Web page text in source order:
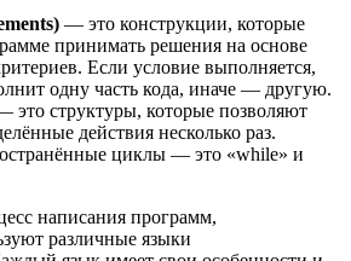
— это конструкции, которые
принимать решения на основе
Если условие выполняется,
одну часть кода, иначе — другую.
это структуры, которые позволяют
действия несколько раз.
циклы — это «while» и
написания программ,
различные языки